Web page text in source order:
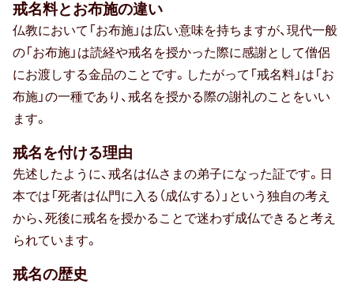
戒名料とお布施の違い
仏教において「お布施」は広い意味を持ちますが、現代一般
の「お布施」は読経や戒名を授かった際に感謝として僧侶
にお渡しする金品のことです。したがって「戒名料」は「お
布施」の一種であり、戒名を授かる際の謝礼のことをいい
ます。
戒名を付ける理由
先述したように、戒名は仏さまの弟子になった証です。日
本では「死者は仏門に入る（成仏する）」という独自の考え
から、死後に戒名を授かることで迷わず成仏できると考え
られています。
戒名の歴史